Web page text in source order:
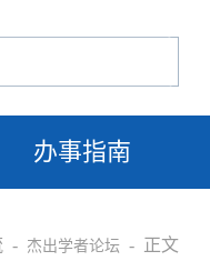
办事指南
- 杰出学者论坛 - 正文